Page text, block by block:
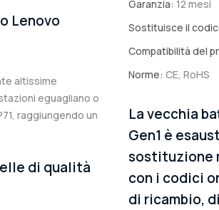
Lenovo
altissime
eguagliano o
raggiungendo un
di qualità
Garanzia: 12 mesi
Sostituisce il
Compatibilità del
Norme: CE, RoHS
La vecchia
Gen1 è
sostituzione
con i codici
di ricambio,